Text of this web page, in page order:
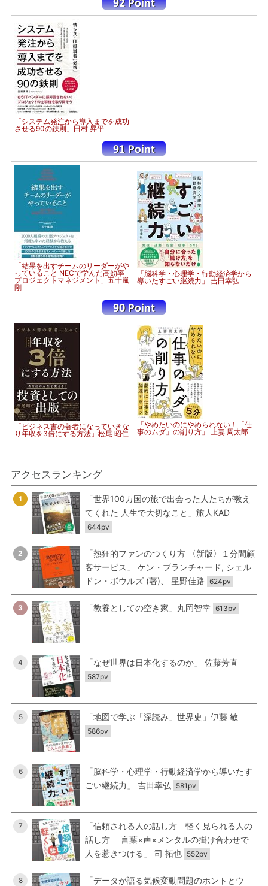
「システム発注から導入までを成功
させる90の鉄則」田村 昇平
「結果を出すチームのリーダーがや
っていること NECで学んだ高効率
プロジェクトマネジメント」五十嵐
剛
「脳科学・心理学・行動経済学から
導いたすごい継続力」 吉田幸弘
「ビジネス書の著者になっていきな
り年収を3倍にする方法」松尾 昭仁
「やめたいのにやめられない！「仕
事のムダ」の削り方」 上妻 周太郎
アクセスランキング
1
「世界100カ国の旅で出会った人たちが教え
てくれた 人生で大切なこと」旅人KAD
644pv
2
「熱狂的ファンのつくり方 〈新版〉１分間顧
客サービス」 ケン・ブランチャード, シェル
ドン・ボウルズ (著)、 星野佳路 624pv
3 「教養としての空き家」丸岡智幸 613pv
4 「なぜ世界は日本化するのか」 佐藤芳直
587pv
5 「地図で学ぶ「深読み」世界史」伊藤 敏
586pv
6
「脳科学・心理学・行動経済学から導いたす
ごい継続力」 吉田幸弘
581pv
7
「信頼される人の話し方 軽く見られる人の
話し方 言葉×声×メンタルの掛け合わせで
人を惹きつける」 司 拓也 552pv
8
「データが語る気候変動問題のホントとウ